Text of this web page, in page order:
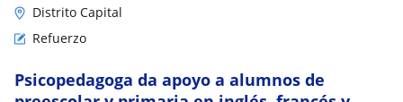
Distrito Capital
Refuerzo
Psicopedagoga da apoyo a alumnos de